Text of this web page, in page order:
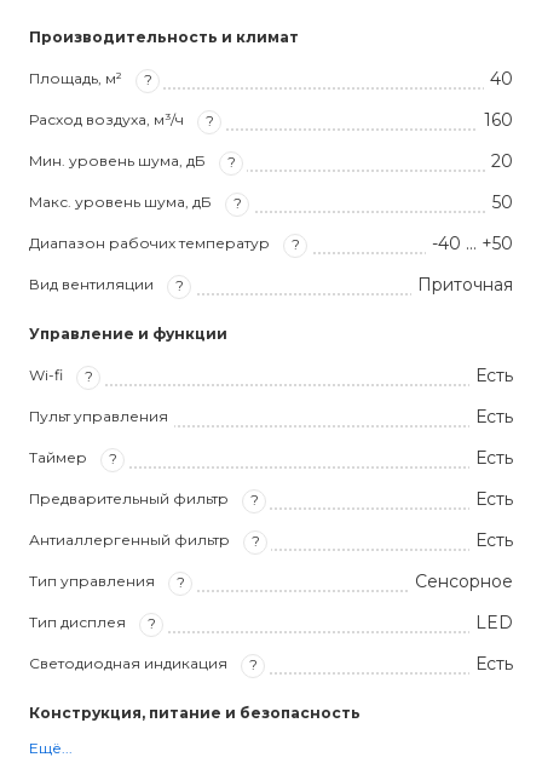
Производительность и климат
Площадь, м² ? 40
Расход воздуха, м³/ч ? 160
Мин. уровень шума, дБ ? 20
Макс. уровень шума, дБ ? 50
Диапазон рабочих температур ? -40 … +50
Вид вентиляции ? Приточная
Управление и функции
Wi-fi ? Есть
Пульт управления Есть
Таймер ? Есть
Предварительный фильтр ? Есть
Антиаллергенный фильтр ? Есть
Тип управления ? Сенсорное
Тип дисплея ? LED
Светодиодная индикация ? Есть
Конструкция, питание и безопасность
Ещё...